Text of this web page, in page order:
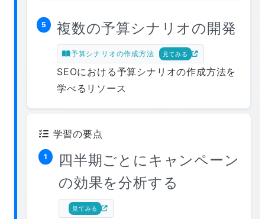
5 複数の予算シナリオの開発
予算シナリオの作成方法 見てみる
SEOにおける予算シナリオの作成方法を
学べるリソース
学習の要点
1
四半期ごとにキャンペーン
の効果を分析する
見てみる